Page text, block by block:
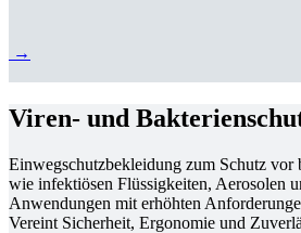
→
Viren- und
Einwegschutzbekleidung zum Schutz vor
wie infektiösen Flüssigkeiten, Aerosolen
Anwendungen mit erhöhten
Vereint Sicherheit, Ergonomie und